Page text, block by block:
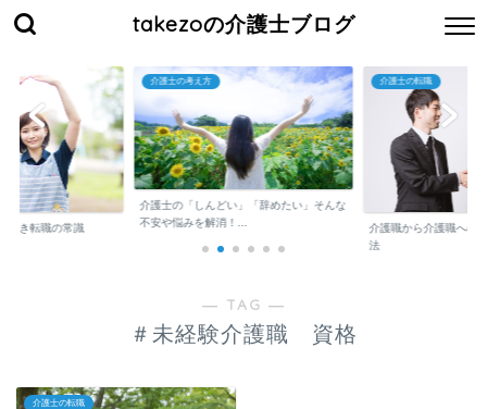
takezoの介護士ブログ
べき転職の常識
介護士の考え方
介護士の「しんどい」「辞めたい」そんな
不安や悩みを解消！...
介護士の転職
介護職から介護職への
法
― TAG ―
＃未経験介護職 資格
介護士の転職